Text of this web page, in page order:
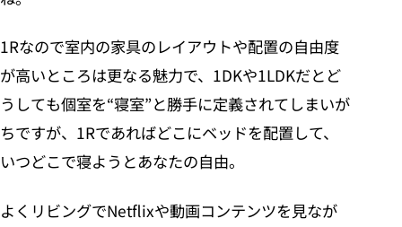
1Rなので室内の家具のレイアウトや配置の自由度
が高いところは更なる魅力で、1DKや1LDKだとど
うしても個室を“寝室”と勝手に定義されてしまいが
ちですが、1Rであればどこにベッドを配置して、
いつどこで寝ようとあなたの自由。
よくリビングでNetflixや動画コンテンツを見なが